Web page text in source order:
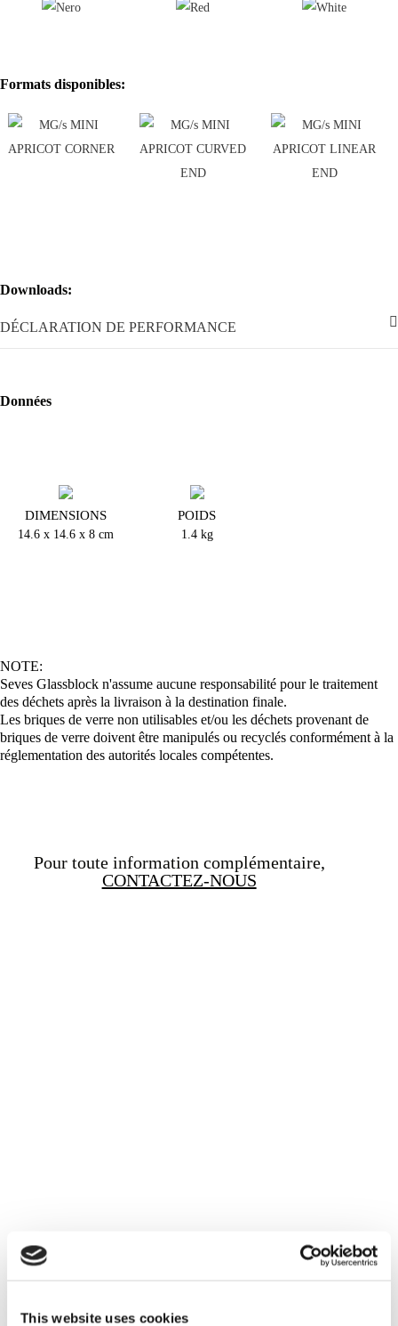
This website uses cookies
Formats disponibles:
Downloads:
DÉCLARATION DE PERFORMANCE
Données
DIMENSIONS
14.6 x 14.6 x 8 cm
POIDS
1.4 kg
NOTE:
Seves Glassblock n'assume aucune responsabilité pour le traitement
des déchets après la livraison à la destination finale.
Les briques de verre non utilisables et/ou les déchets provenant de
briques de verre doivent être manipulés ou recyclés conformément à la
réglementation des autorités locales compétentes.
Pour toute information complémentaire,
CONTACTEZ-NOUS